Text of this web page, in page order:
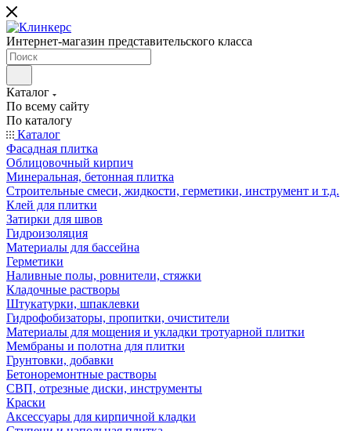
Интернет-магазин представительского класса
Каталог
По всему сайту
По каталогу
Каталог
Фасадная плитка
Облицовочный кирпич
Минеральная, бетонная плитка
Строительные смеси, жидкости, герметики, инструмент и т.д.
Клей для плитки
Затирки для швов
Гидроизоляция
Материалы для бассейна
Герметики
Наливные полы, ровнители, стяжки
Кладочные растворы
Штукатурки, шпаклевки
Гидрофобизаторы, пропитки, очистители
Материалы для мощения и укладки тротуарной плитки
Мембраны и полотна для плитки
Грунтовки, добавки
Бетоноремонтные растворы
СВП, отрезные диски, инструменты
Краски
Аксессуары для кирпичной кладки